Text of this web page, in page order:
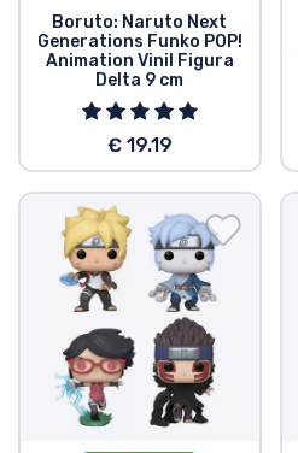
Boruto: Naruto Next
Generations Funko POP!
Animation Vinil Figura
Delta 9 cm
€ 19.19